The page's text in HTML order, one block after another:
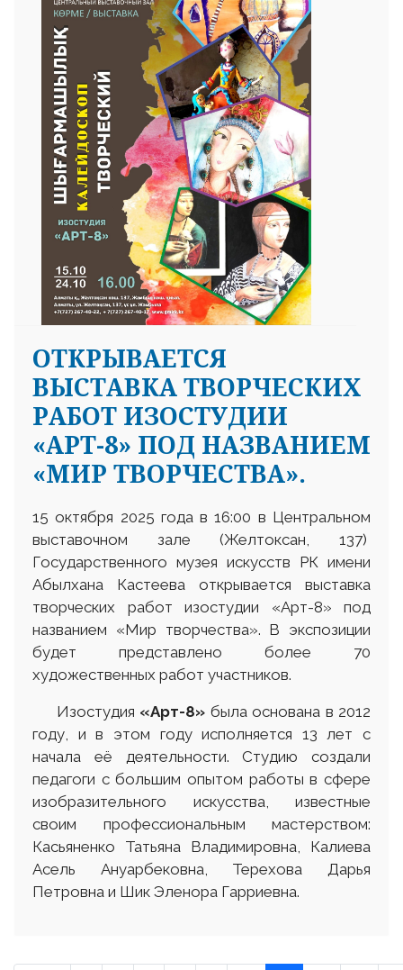
ОТКРЫВАЕТСЯ
ВЫСТАВКА ТВОРЧЕСКИХ
РАБОТ ИЗОСТУДИИ
«АРТ-8» ПОД НАЗВАНИЕМ
«МИР ТВОРЧЕСТВА».
15 октября 2025 года в 16:00 в Центральном
выставочном зале (Желтоксан, 137)
Государственного музея искусств РК имени
Абылхана Кастеева открывается выставка
творческих работ изостудии «Арт-8» под
названием «Мир творчества». В экспозиции
будет представлено более 70
художественных работ участников.
Изостудия «Арт-8» была основана в 2012
году, и в этом году исполняется 13 лет с
начала её деятельности. Студию создали
педагоги с большим опытом работы в сфере
изобразительного искусства, известные
своим профессиональным мастерством:
Касьяненко Татьяна Владимировна, Калиева
Асель Ануарбековна, Терехова Дарья
Петровна и Шик Эленора Гарриевна.